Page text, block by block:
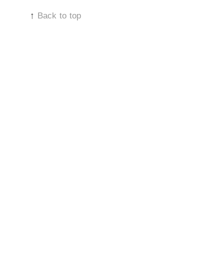
↑ Back to top